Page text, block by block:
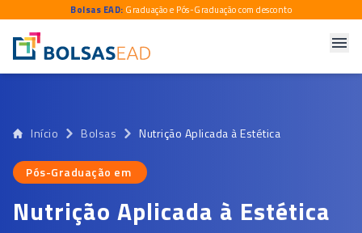
Bolsas EAD: Graduação e Pós-Graduação com desconto
Início Bolsas Nutrição Aplicada à Estética
Pós-Graduação em
Pós-Graduação em
Nutrição Aplicada à Estética